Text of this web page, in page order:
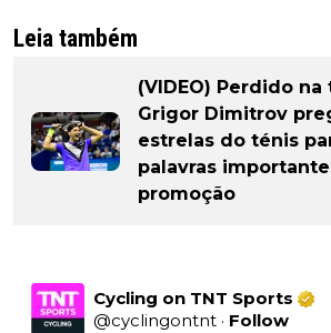
Leia também
(VIDEO) Perdido na
Grigor Dimitrov
estrelas do ténis
palavras
promoção
Cycling on TNT Sports
@cyclingontnt · Follow